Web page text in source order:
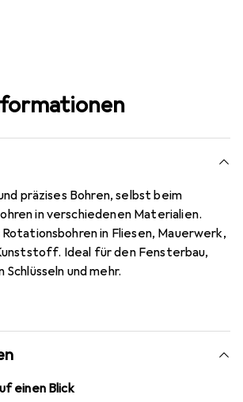
präzises Bohren, selbst beim
in verschiedenen Materialien.
in Fliesen, Mauerwerk,
Ideal für den Fensterbau,
Schlüsseln und mehr.
einen Blick